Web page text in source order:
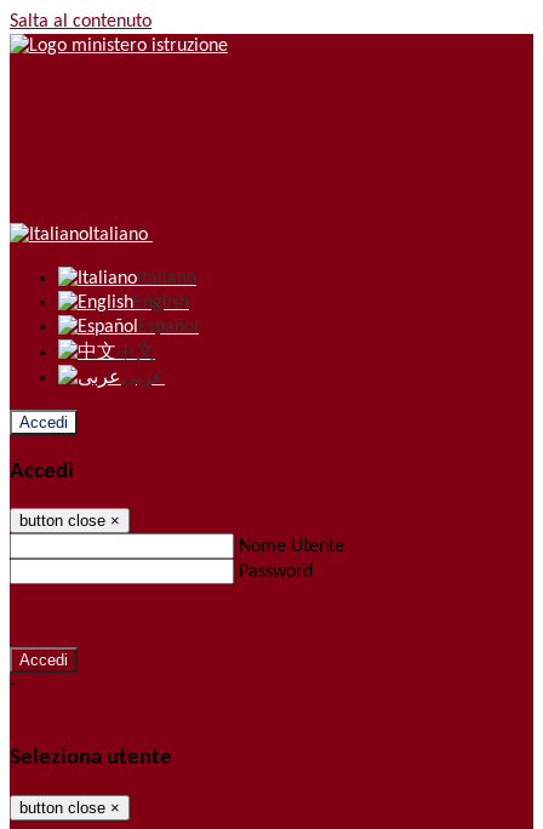
Salta al contenuto
Italiano
Italiano
English
Español
中文
عربى
Accedi
Accedi
button close ×
Nome Utente
Password
-
Seleziona utente
button close ×